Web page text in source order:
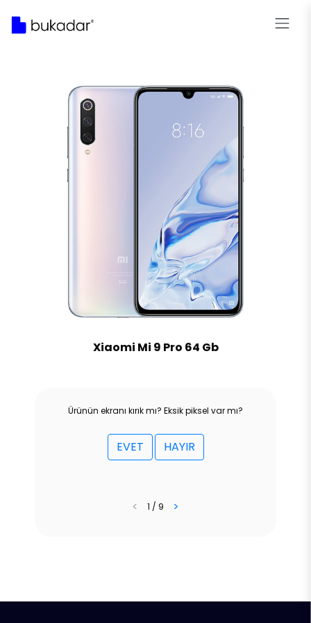
Xiaomi Mi 9 Pro 64 Gb
Ürünün ekranı kırık mı? Eksik piksel var mı?
EVET HAYIR
< 1 / 9 >